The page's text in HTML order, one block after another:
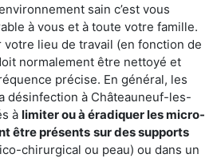
sain c’est vous
à vous et à toute votre famille.
votre lieu de travail (en fonction de
normalement être nettoyé et
précise. En général, les
désinfection à Châteauneuf-les-
à limiter ou à éradiquer les micro-
être présents sur des supports
chirurgical ou peau) ou dans un